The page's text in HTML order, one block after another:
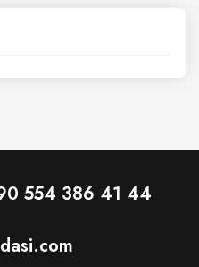
554 386 41 44